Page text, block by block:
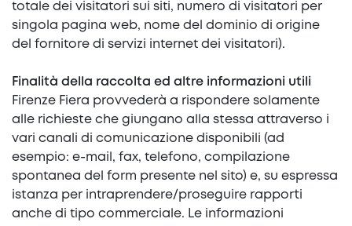
totale dei visitatori sui siti, numero di visitatori per
singola pagina web, nome del dominio di origine
del fornitore di servizi internet dei visitatori).
Finalità della raccolta ed altre informazioni utili
Firenze Fiera provvederà a rispondere solamente
alle richieste che giungano alla stessa attraverso i
vari canali di comunicazione disponibili (ad
esempio: e-mail, fax, telefono, compilazione
spontanea del form presente nel sito) e, su espressa
istanza per intraprendere/proseguire rapporti
anche di tipo commerciale. Le informazioni